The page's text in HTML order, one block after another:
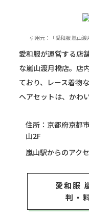
引用元：「愛和服 嵐
愛和服が運営する店
な嵐山渡月橋店。店
ており、レース着物
ヘアセットは、かわ
住所：京都府京都
山2F
嵐山駅からのアク
愛和服
判・